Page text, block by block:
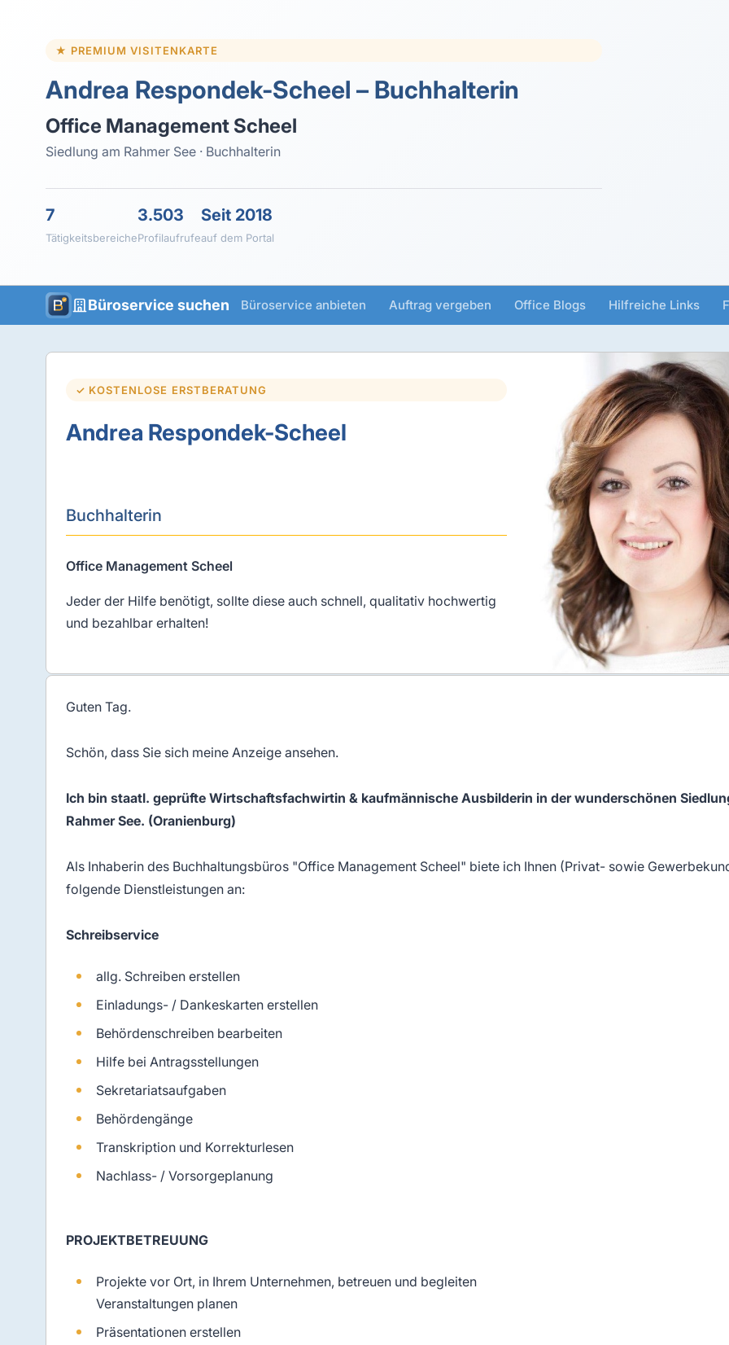
★ PREMIUM VISITENKARTE
Andrea Respondek-Scheel – Buchhalterin
Office Management Scheel
Siedlung am Rahmer See · Buchhalterin
7
Tätigkeitsbereiche
3.503
Profilaufrufe
Seit 2018
auf dem Portal
Büroservice suchen Büroservice anbieten Auftrag vergeben Office Blogs Hilfreiche Links
✓ KOSTENLOSE ERSTBERATUNG
Andrea Respondek-Scheel
Buchhalterin
Office Management Scheel
Jeder der Hilfe benötigt, sollte diese auch schnell, qualitativ hochwertig
und bezahlbar erhalten!
Guten Tag.
Schön, dass Sie sich meine Anzeige ansehen.
Ich bin staatl. geprüfte Wirtschaftsfachwirtin & kaufmännische Ausbilderin in der wunderschönen
Rahmer See. (Oranienburg)
Als Inhaberin des Buchhaltungsbüros "Office Management Scheel" biete ich Ihnen (Privat- sowie
folgende Dienstleistungen an:
Schreibservice
allg. Schreiben erstellen
Einladungs- / Dankeskarten erstellen
Behördenschreiben bearbeiten
Hilfe bei Antragsstellungen
Sekretariatsaufgaben
Behördengänge
Transkription und Korrekturlesen
Nachlass- / Vorsorgeplanung
PROJEKTBETREUUNG
Projekte vor Ort, in Ihrem Unternehmen, betreuen und begleiten
Veranstaltungen planen
Präsentationen erstellen